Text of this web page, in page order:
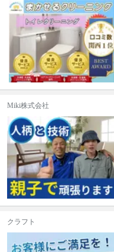
Miki株式会社
クラフト